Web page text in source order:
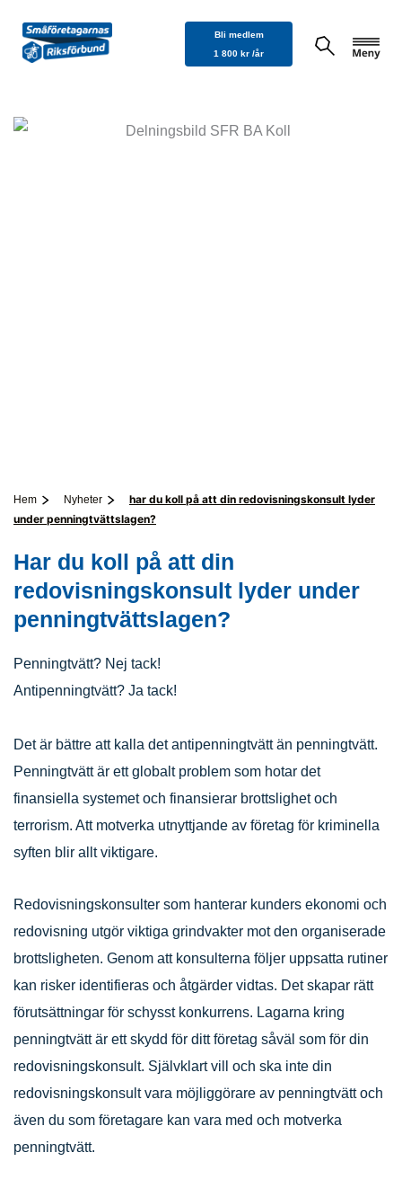
innehåll
Bli medlem
1 800 kr /år
Hem Nyheter
har du koll på att din redovisningskonsult lyder
under penningtvättslagen?
Har du koll på att din
redovisningskonsult lyder under
penningtvättslagen?
Penningtvätt? Nej tack!
Antipenningtvätt? Ja tack!
Det är bättre att kalla det antipenningtvätt än penningtvätt.
Penningtvätt är ett globalt problem som hotar det
finansiella systemet och finansierar brottslighet och
terrorism. Att motverka utnyttjande av företag för kriminella
syften blir allt viktigare.
Redovisningskonsulter som hanterar kunders ekonomi och
redovisning utgör viktiga grindvakter mot den organiserade
brottsligheten. Genom att konsulterna följer uppsatta rutiner
kan risker identifieras och åtgärder vidtas. Det skapar rätt
förutsättningar för schysst konkurrens. Lagarna kring
penningtvätt är ett skydd för ditt företag såväl som för din
redovisningskonsult. Självklart vill och ska inte din
redovisningskonsult vara möjliggörare av penningtvätt och
även du som företagare kan vara med och motverka
penningtvätt.